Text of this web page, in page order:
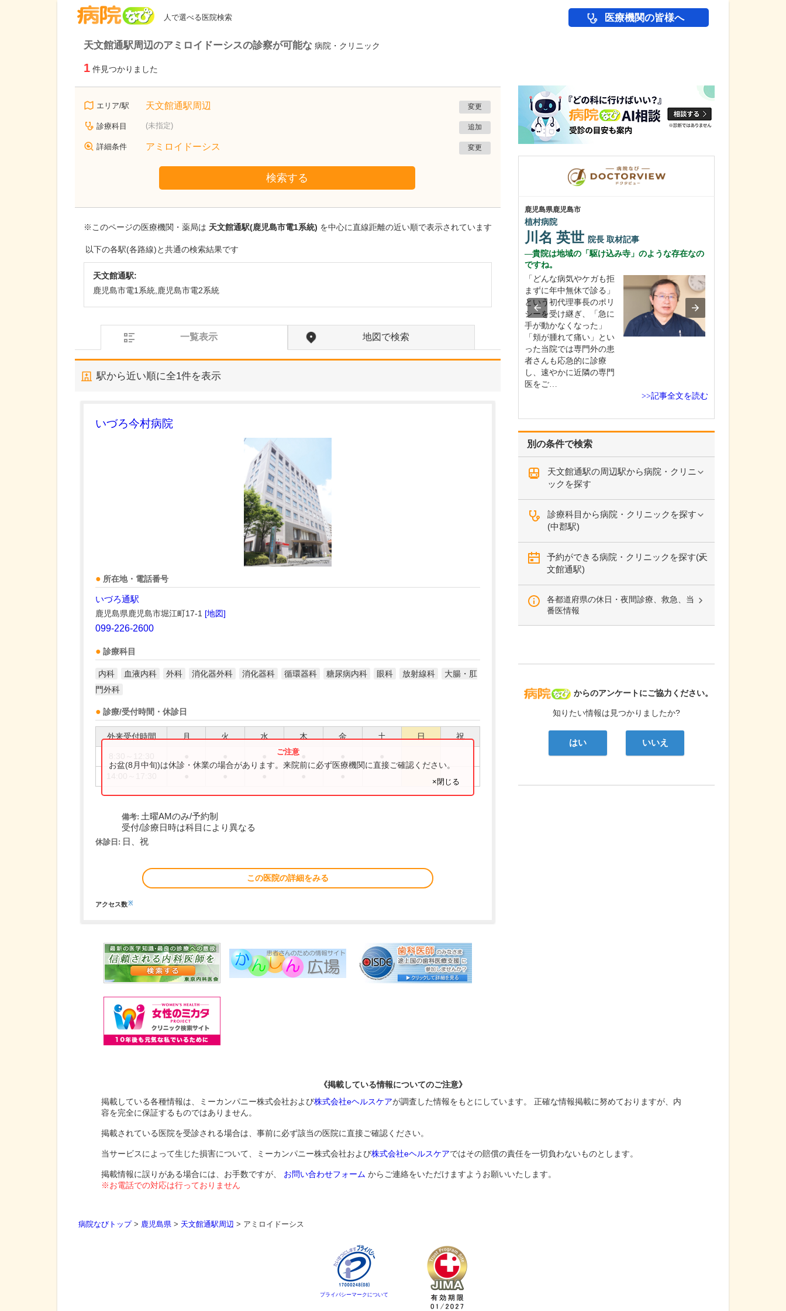
人で選べる医院検索 医療機関の皆様へ
天文館通駅周辺のアミロイドーシスの診察が可能な 病院・クリニック
1 件見つかりました
エリア/駅 天文館通駅周辺 変更
診療科目 (未指定) 追加
詳細条件 アミロイドーシス 変更
検索する
※このページの医療機関・薬局は 天文館通駅(鹿児島市電1系統) を中心に直線距離の近い順で表示されています
以下の各駅(各路線)と共通の検索結果です
天文館通駅:
鹿児島市電1系統,鹿児島市電2系統
一覧表示 地図で検索
駅から近い順に全1件を表示
いづろ今村病院
所在地・電話番号
いづろ通駅
鹿児島県鹿児島市堀江町17-1 [地図]
099-226-2600
診療科目
内科 血液内科 外科 消化器外科 消化器科 循環器科 糖尿病内科 眼科 放射線科
大腸・肛
門外科
診療/受付時間・休診日
外来受付時間 月 火 水 木 金 土 日 祝
お盆(8月中旬)は休診・休業の場合があります。来院前に必ず医療機関に直接ご確認ください。
×閉じる
備考: 土曜AMのみ/予約制
受付/診療日時は科目により異なる
休診日: 日、祝
この医院の詳細をみる
アクセス数※
別の条件で検索
天文館通駅の周辺駅から病院・クリニ
ックを探す
診療科目から病院・クリニックを探す
(中郡駅)
予約ができる病院・クリニックを探す(天
文館通駅)
各都道府県の休日・夜間診療、救急、当
番医情報
病院なび
からのアンケートにご協力ください。
知りたい情報は見つかりましたか?
はい いいえ
鹿児島県鹿児島市
植村病院
川名 英世 院長 取材記事
貴院は地域の「駆け込み寺」のような存在なの
ですね。
「どんな病気やケガも拒
まずに年中無休で診る」
という初代理事長のポリ
シーを受け継ぎ、「急に
手が動かなくなった」
「頬が腫れて痛い」とい
った当院では専門外の患
者さんも応急的に診療
し、速やかに近隣の専門
医をご…
>>記事全文を読む
東京都港区
あおぞらクリニック 新橋院
たのには、どのような理由があったのでしょう
と感じたことです。たと
えば、日本で最も感染者
が多いとされるクラミジ
アは、性器だけでなく咽
《掲載している情報についてのご注意》
掲載している各種情報は、ミーカンパニー株式会社および株式会社eヘルスケアが調査した情報をもとにしています。 正確な情報掲載に努めておりますが、内
容を完全に保証するものではありません。
掲載されている医院を受診される場合は、事前に必ず該当の医院に直接ご確認ください。
当サービスによって生じた損害について、ミーカンパニー株式会社および株式会社eヘルスケアではその賠償の責任を一切負わないものとします。
掲載情報に誤りがある場合には、お手数ですが、 お問い合わせフォーム からご連絡をいただけますようお願いいたします。
※お電話での対応は行っておりません
病院なびトップ> 鹿児島県 > 天文館通駅周辺 > アミロイドーシス
プライバシーマークについて